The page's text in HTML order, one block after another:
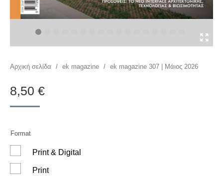
You are here:
Αρχική σελίδα / ek magazine / ek magazine 307 | Μάιος 2026
8,50 €
Format
Print
Print & Digital